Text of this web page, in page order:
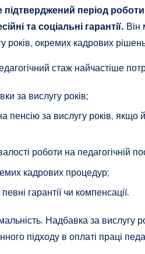
період
та соціальні гарантії. Він
років, окремих кадрових
стаж найчастіше
за вислугу років;
пенсію за вислугу років, якщо
роботи на педагогічній
кадрових процедур;
гарантії чи компенсації.
Надбавка за вислугу
підходу в оплаті праці